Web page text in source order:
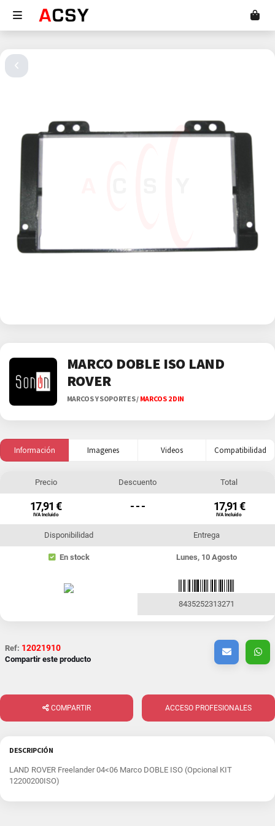
MARCO DOBLE ISO LAND
ROVER
MARCOS Y SOPORTES/ MARCOS 2 DIN
Información Imagenes Videos Compatibilidad
Precio
17,91 €
IVA Incluido
Descuento
- - -
Total
17,91 €
IVA Incluido
Disponibilidad
En stock
Entrega
Lunes, 10 Agosto
8435252313271
Ref: 12021910
Compartir este producto
COMPARTIR ACCESO PROFESIONALES
DESCRIPCIÓN
LAND ROVER Freelander 04<06 Marco DOBLE ISO (Opcional KIT
12200200ISO)